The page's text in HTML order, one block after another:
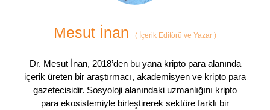
Mesut İnan ( İçerik Editörü ve Yazar )
Dr. Mesut İnan, 2018’den bu yana kripto para alanında
içerik üreten bir araştırmacı, akademisyen ve kripto para
gazetecisidir. Sosyoloji alanındaki uzmanlığını kripto
para ekosistemiyle birleştirerek sektöre farklı bir